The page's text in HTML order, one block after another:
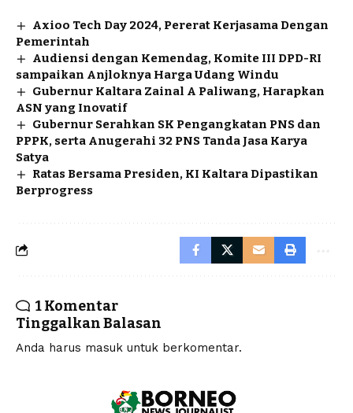
Axioo Tech Day 2024, Pererat Kerjasama Dengan
Pemerintah
Audiensi dengan Kemendag, Komite III DPD-RI
sampaikan Anjloknya Harga Udang Windu
Gubernur Kaltara Zainal A Paliwang, Harapkan
ASN yang Inovatif
Gubernur Serahkan SK Pengangkatan PNS dan
PPPK, serta Anugerahi 32 PNS Tanda Jasa Karya
Satya
Ratas Bersama Presiden, KI Kaltara Dipastikan
Berprogress
1 Komentar
Tinggalkan Balasan
Anda harus masuk untuk berkomentar.